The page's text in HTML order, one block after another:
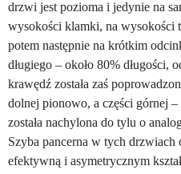
drzwi jest pozioma i jedynie na
wysokości klamki, na wysokości
potem następnie na krótkim
długiego – około 80% długości,
krawędź została zaś
dolnej pionowo, a części górnej
została nachylona do tylu o
Szyba pancerna w tych drzwiach
efektywną i asymetrycznym